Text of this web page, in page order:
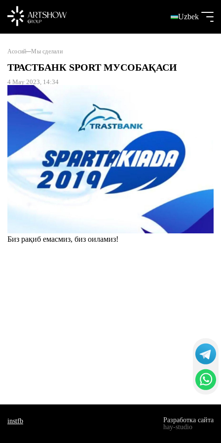
Uzbek
Асосий Мы сделали
ТРАСТБАНК SPORT МУСОБАҚАСИ
4 May 2023, 14:34
Биз рақиб емасмиз, биз оиламиз!
instfb
Разработка сайта
hay-studio